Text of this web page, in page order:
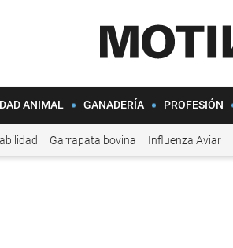
ANIMAL GANADERÍA PROFESIÓN
Garrapata bovina Influenza Aviar